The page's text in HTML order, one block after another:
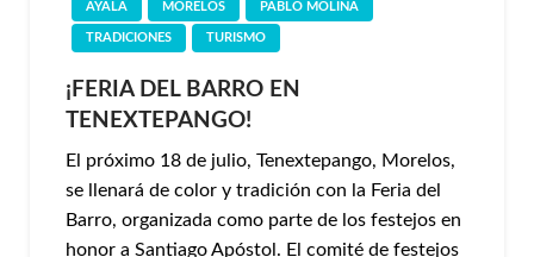
AYALA MORELOS PABLO MOLINA
TRADICIONES TURISMO
¡FERIA DEL BARRO EN
TENEXTEPANGO!
El próximo 18 de julio, Tenextepango, Morelos,
se llenará de color y tradición con la Feria del
Barro, organizada como parte de los festejos en
honor a Santiago Apóstol. El comité de festejos